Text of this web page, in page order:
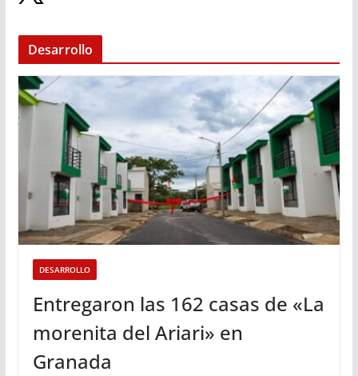
Desarrollo
DESARROLLO
Entregaron las 162 casas de «La
morenita del Ariari» en
Granada